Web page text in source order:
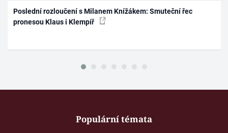
Poslední rozloučení s Milanem Knížákem: Smuteční řec
pronesou Klaus i Klempíř
Populární témata